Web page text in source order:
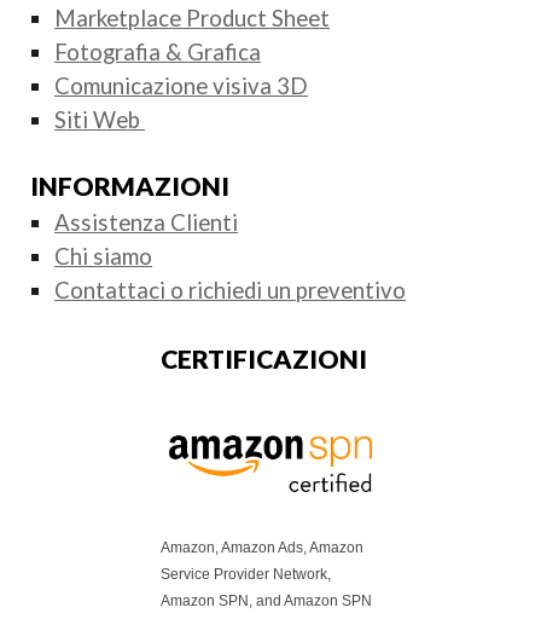
Marketplace Product Sheet
Fotografia & Grafica
Comunicazione visiva 3D
Siti Web
INFORMAZIONI
Assistenza Clienti
Chi siamo
Contattaci o richiedi un preventivo
CERTIFICAZIONI
Amazon, Amazon Ads, Amazon
Service Provider Network,
Amazon SPN, and Amazon SPN